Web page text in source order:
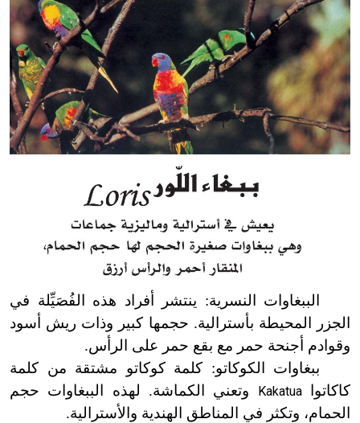
الببغاوات النسرية: ينتشر أفراد هذه الفُصَيِّلة في
الجزر المحيطة بأسترالية. حجمها كبير وذات ريش أسود
وقوادم أجنحة حمر مع بقع حمر على الرأس.
ببغاوات الكوكاتو: كلمة كوكاتو مشتقة من كلمة
كاكاتواKakatua
وتعني الكماشة. لهذه الببغاوات حجم
الحمام، وتكثر في المناطق الهندية والأسترالية.